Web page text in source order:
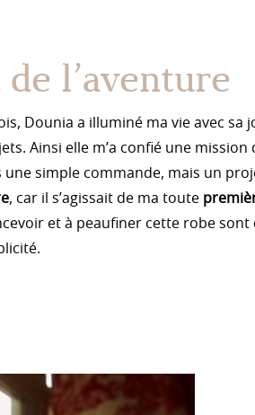
l’aventure
Dounia a illuminé ma vie avec
Ainsi elle m’a confié une
une simple commande, mais un
, car il s’agissait de ma toute
et à peaufiner cette robe